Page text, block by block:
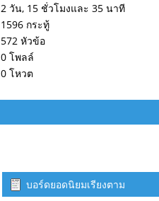
2 วัน, 15 ชั่วโมงและ 35 นาที
1596 กระทู้
572 หัวข้อ
0 โพลล์
0 โหวต
บอร์ดยอดนิยมเรียงตาม